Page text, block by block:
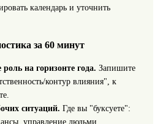
календарь и уточнить
за 60 минут
на горизонте года. Запишите
контур влияния", к
ситуаций. Где вы "буксуете":
управление людьми,